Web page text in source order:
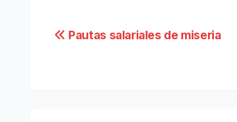
Navegación
Pautas salariales de miseria